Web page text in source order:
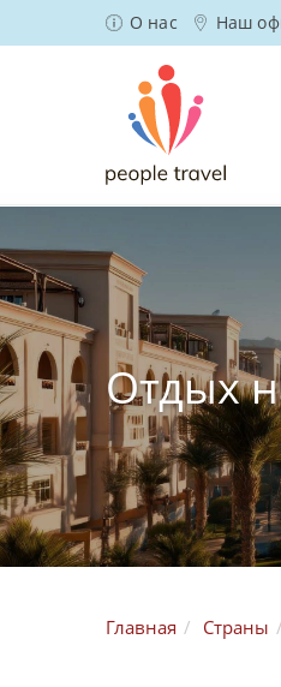
О нас Наш
Отдых
Главная Страны